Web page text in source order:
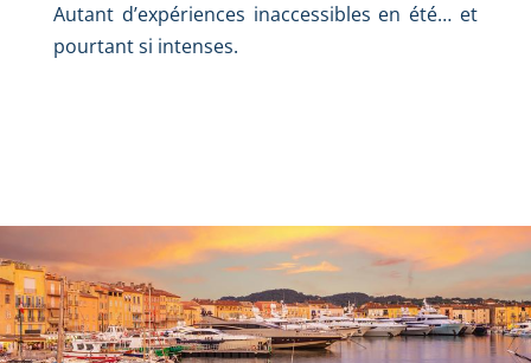
Autant d’expériences inaccessibles en été… et
pourtant si intenses.